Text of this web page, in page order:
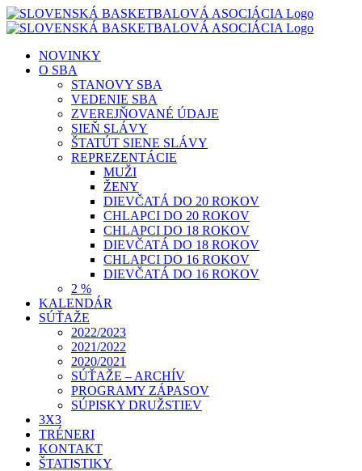
Skip
to
NOVINKY
O SBA
STANOVY SBA
VEDENIE SBA
ZVEREJŇOVANÉ ÚDAJE
SIEŇ SLÁVY
ŠTATÚT SIENE SLÁVY
REPREZENTÁCIE
MUŽI
ŽENY
DIEVČATÁ DO 20 ROKOV
CHLAPCI DO 20 ROKOV
CHLAPCI DO 18 ROKOV
DIEVČATÁ DO 18 ROKOV
CHLAPCI DO 16 ROKOV
DIEVČATÁ DO 16 ROKOV
2 %
KALENDÁR
SÚŤAŽE
2022/2023
2021/2022
2020/2021
SÚŤAŽE – ARCHÍV
PROGRAMY ZÁPASOV
SÚPISKY DRUŽSTIEV
3X3
TRÉNERI
KONTAKT
ŠTATISTIKY